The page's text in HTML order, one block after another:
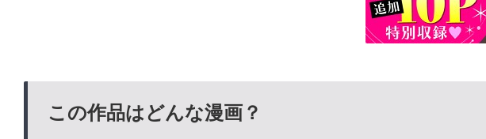
この作品はどんな漫画？